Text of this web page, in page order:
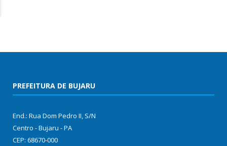
PREFEITURA DE BUJARU
End.: Rua Dom Pedro II, S/N
Centro - Bujaru - PA
CEP: 68670-000